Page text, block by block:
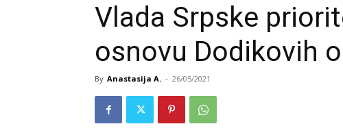
Vlada Srpske
osnovu Dodikovih
By Anastasija A. - 26/05/2021